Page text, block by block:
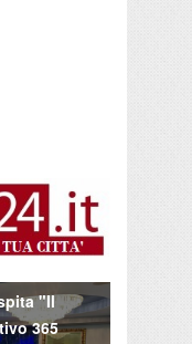
"Il
365